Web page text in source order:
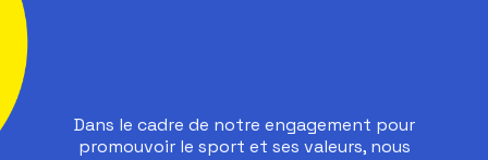
Dans le cadre de notre engagement pour
promouvoir le sport et ses valeurs, nous